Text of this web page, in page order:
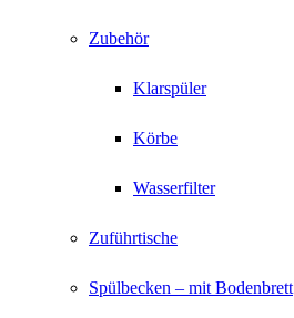
Zubehör
Klarspüler
Körbe
Wasserfilter
Zuführtische
Spülbecken – mit Bodenbrett